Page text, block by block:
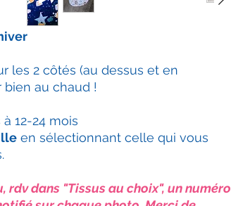
les 2 côtés (au dessus et en
au chaud !
12-24 mois
en sélectionnant celle qui vous
rdv dans "Tissus au choix", un numéro